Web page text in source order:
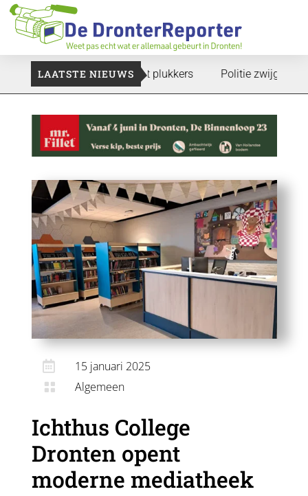
LAATSTE NIEUWS
Voedselbank zoekt plukkers Politie zwijgt nog over
 15 januari 2025
 Algemeen
Ichthus College
Dronten opent
moderne mediatheek